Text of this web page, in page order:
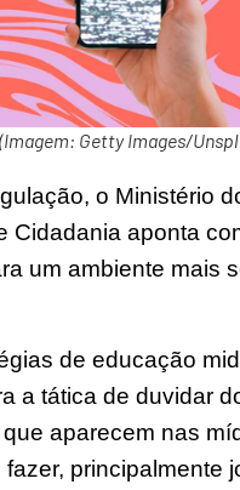
(Imagem: Getty Images/
o Ministério
Cidadania aponta
um ambiente mais
de educação
a tática de duvidar
aparecem nas
principalmente